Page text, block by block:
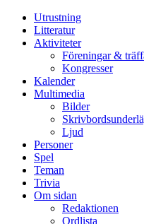
Utrustning
Litteratur
Aktiviteter
Föreningar &
Kongresser
Kalender
Multimedia
Bilder
Ljud
Personer
Spel
Teman
Trivia
Om sidan
Redaktionen
Ordlista